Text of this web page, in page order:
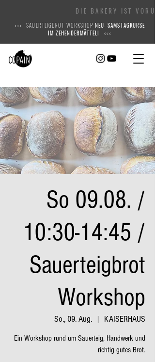
DIE BAKERY IST
>>> SAUERTEIGBROT WORKSHOP NEU: SAMSTAGKURSE
IM ZEHENDERMÄTTELI
<<<
So 09.08. /
10:30-14:45 /
Sauerteigbrot
Workshop
So., 09. Aug.
  |
KAISERHAUS
Ein Workshop rund um Sauerteig, Handwerk und
richtig gutes Brot.